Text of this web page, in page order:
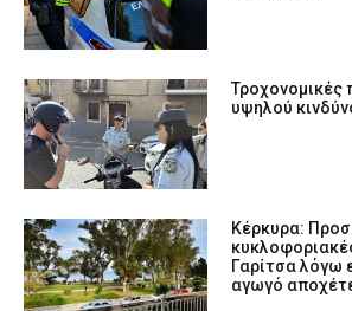
Τροχονομικές
υψηλού
Κέρκυρα:
Γαρίτσα λόγω
αγωγό